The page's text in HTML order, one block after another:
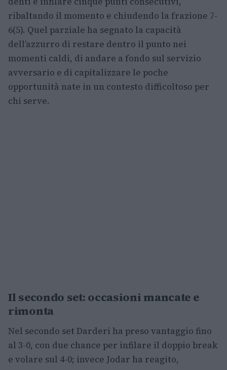
ribaltando il momento e chiudendo la frazione 7-
6(5). Quel parziale ha segnato la capacità
dell’azzurro di restare dentro il punto nei
momenti caldi, di andare a fondo sul servizio
avversario e di capitalizzare le poche
opportunità nate in un contesto difficoltoso per
chi serve.
Il secondo set: occasioni mancate e
rimonta
Nel secondo set Darderi ha preso vantaggio fino
al 3-0, con due chance per infilare il doppio break
e volare sul 4-0; invece Jodar ha reagito,